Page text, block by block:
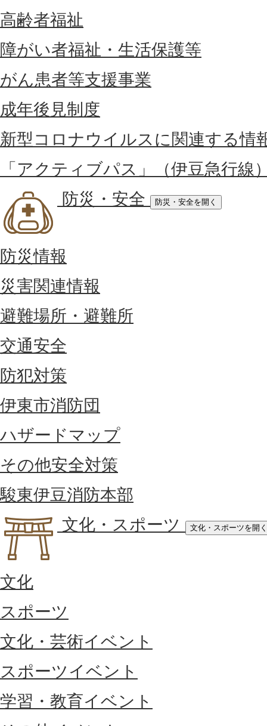
高齢者福祉
障がい者福祉・生活保護等
がん患者等支援事業
成年後見制度
新型コロナウイルスに関連する情
「アクティブパス」（伊豆急行線
防災・安全
防災・安全を開く
防災情報
災害関連情報
避難場所・避難所
交通安全
防犯対策
伊東市消防団
ハザードマップ
その他安全対策
駿東伊豆消防本部
文化・スポーツ
文化・スポーツを開く
文化
スポーツ
文化・芸術イベント
スポーツイベント
学習・教育イベント